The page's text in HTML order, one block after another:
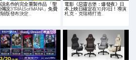
說名作的完全重製作品 「聖
說3 TRIALS of MANA」免費
版發布決定…
電影《惡靈古堡：爆發夜》日
本上映日確定在10月9日！導演
札克・克瑞格打造…